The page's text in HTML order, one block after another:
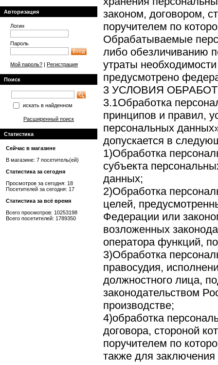
Авторизация
Логин
Пароль
Мой пароль? | Регистрация
Поиск
искать в найденном
Расширенный поиск
Статистика
Сейчас в магазине
В магазине: 7 посетитель(ей)
Статистика за сегодня
Просмотров за сегодня: 18
Посетителей за сегодня: 17
Статистика за всё время
Всего просмотров: 10253198
Всего посетителей: 1789350
законом, договором,
поручителем по
Обрабатываемые
либо обезличиванию
утраты
предусмотрено
3 УСЛОВИЯ
3.1Обработка
принципов и правил,
персональных
допускается в
1)Обработка
субъекта
данных;
2)Обработка
целей,
Федерации или
возложенных
оператора функций,
3)Обработка
правосудия,
должностного лица,
законодательством
производстве;
4)обработка
договора, стороной
поручителем по
также для заключения